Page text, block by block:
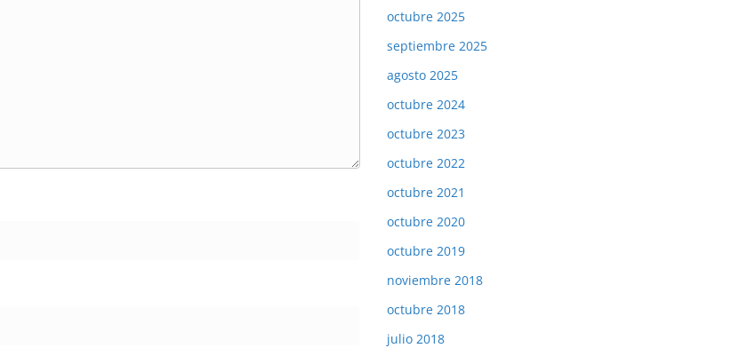
octubre 2025
septiembre 2025
agosto 2025
octubre 2024
octubre 2023
octubre 2022
octubre 2021
octubre 2020
octubre 2019
noviembre 2018
octubre 2018
julio 2018